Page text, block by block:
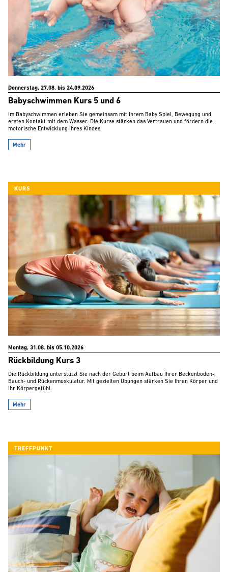
Donnerstag, 27.08. bis 24.09.2026
Babyschwimmen Kurs 5 und 6
Im Babyschwimmen erleben Sie gemeinsam mit Ihrem Baby Spiel, Bewegung und
ersten Kontakt mit dem Wasser. Die Kurse stärken das Vertrauen und fördern die
motorische Entwicklung Ihres Kindes.
Mehr
KURS
Montag, 31.08. bis 05.10.2026
Rückbildung Kurs 3
Die Rückbildung unterstützt Sie nach der Geburt beim Aufbau Ihrer Beckenboden-,
Bauch- und Rückenmuskulatur. Mit gezielten Übungen stärken Sie Ihren Körper und
Ihr Körpergefühl.
Mehr
TREFFPUNKT